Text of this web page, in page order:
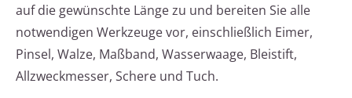
auf die gewünschte Länge zu und bereiten Sie alle
notwendigen Werkzeuge vor, einschließlich Eimer,
Pinsel, Walze, Maßband, Wasserwaage, Bleistift,
Allzweckmesser, Schere und Tuch.